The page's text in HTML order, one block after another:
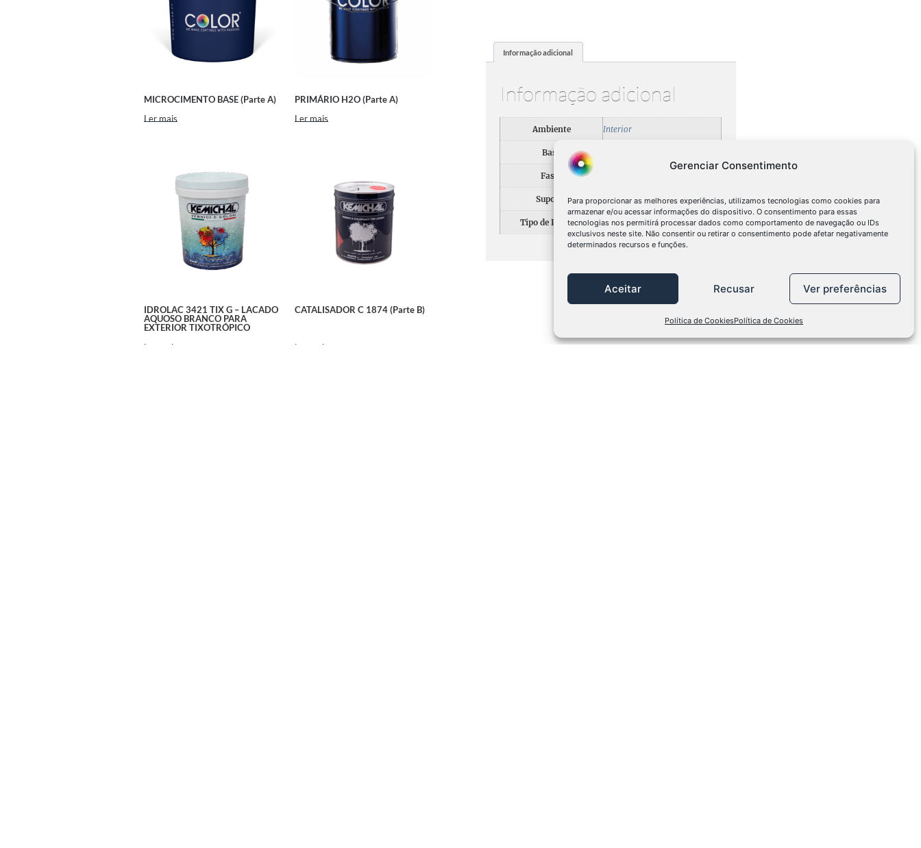
Gerenciar Consentimento
Para proporcionar as melhores experiências, utilizamos tecnologias como cookies para
armazenar e/ou acessar informações do dispositivo. O consentimento para essas
tecnologias nos permitirá processar dados como comportamento de navegação ou IDs
exclusivos neste site. Não consentir ou retirar o consentimento pode afetar negativamente
determinados recursos e funções.
Aceitar Recusar Ver preferências
Política de CookiesPolítica de Cookies
MICROCIMENTO BASE (Parte A)
Ler mais
PRIMÁRIO H2O (Parte A)
Ler mais
IDROLAC 3421 TIX G – LACADO
AQUOSO BRANCO PARA
EXTERIOR TIXOTRÓPICO
Ler mais
CATALISADOR C 1874 (Parte B)
Ler mais
Informação adicional
Informação adicional
Ambiente Interior
Base
Fases
Suporte Madeira,Parquet
Tipo de Produto Catalisadores